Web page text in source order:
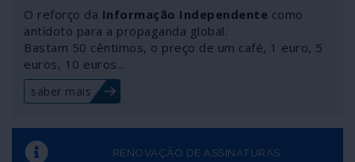
semanas os testes de pagamento com uma nova moeda
sem existência física: o yuan digital. Trata-se de uma
etapa para o lançamento do chamado Pagamento
Electrónico em Moeda Digital. São fortes os indícios de
que o yuan digital soberano em preparação poderá ser
garantido por ouro – ao contrário do que acontece com
dantes em termos de pagamentos internacionais. Será
O reforço da Informação Independente como
antídoto para a propaganda global.
Bastam 50 cêntimos, o preço de um café, 1 euro, 5
euros, 10 euros…
saber mais
RENOVAÇÃO DE ASSINATURAS